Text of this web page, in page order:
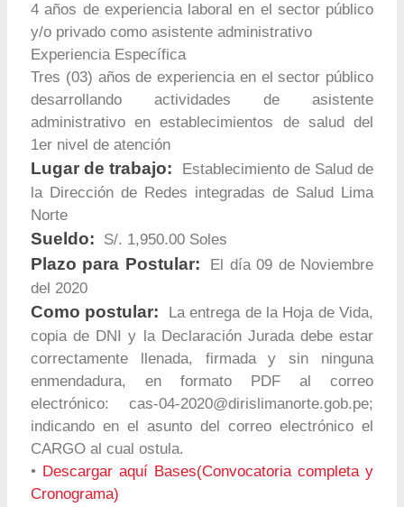
4 años de experiencia laboral en el sector público
y/o privado como asistente administrativo
Experiencia Específica
Tres (03) años de experiencia en el sector público
desarrollando actividades de asistente
administrativo en establecimientos de salud del
1er nivel de atención
Lugar de trabajo:
Establecimiento de Salud de
la Dirección de Redes integradas de Salud Lima
Norte
Sueldo: S/. 1,950.00 Soles
Plazo para Postular:
El día 09 de Noviembre
del 2020
Como postular:
La entrega de la Hoja de Vida,
copia de DNI y la Declaración Jurada debe estar
correctamente llenada, firmada y sin ninguna
enmendadura, en formato PDF al correo
electrónico: cas-04-2020@dirislimanorte.gob.pe;
indicando en el asunto del correo electrónico el
CARGO al cual ostula.
• Descargar aquí Bases(Convocatoria completa y
Cronograma)